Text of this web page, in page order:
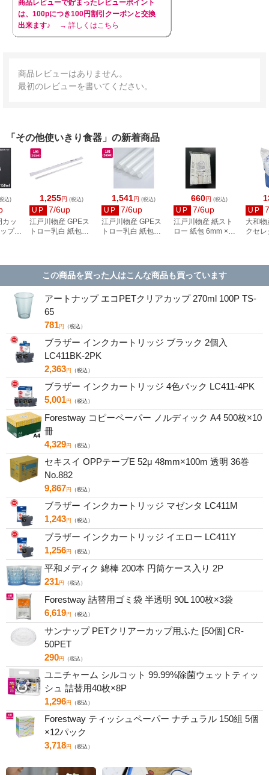
商品レビューで貯まったレビューポイント
は、100pにつき100円割引クーポンと交換
出来ます♪
→ 詳しくはこちら
商品レビューはありません。
最初のレビューを書いてください。
「その他使いきり食器」の新着商品
1,255円 (税込)
UP 7/6up
江戸川物産 GPEス
トロー乳白 紙包
1,541円 (税込)
UP 7/6up
江戸川物産 GPEス
トロー乳白 紙包
660円 (税込)
UP 7/6up
江戸川物産 紙スト
ロー 紙包 6mm ×
UP
大和
クセ
込)
カッ
プ
この商品を買った人はこんな商品も買っています
アートナップ エコPETクリアカップ 270ml 100P TS-
65
781円 （税込）
ブラザー インクカートリッジ ブラック 2個入
LC411BK-2PK
2,363円 （税込）
ブラザー インクカートリッジ 4色パック LC411-4PK
5,001円 （税込）
Forestway コピーペーパー ノルディック A4 500枚×10
冊
4,329円 （税込）
セキスイ OPPテープE 52μ 48mm×100m 透明 36巻
No.882
9,867円 （税込）
ブラザー インクカートリッジ マゼンタ LC411M
1,243円 （税込）
ブラザー インクカートリッジ イエロー LC411Y
1,256円 （税込）
平和メディク 綿棒 200本 円筒ケース入り 2P
231円 （税込）
Forestway 詰替用ゴミ袋 半透明 90L 100枚×3袋
6,619円 （税込）
サンナップ PETクリアーカップ用ふた [50個] CR-
50PET
290円 （税込）
ユニチャーム シルコット 99.99%除菌ウェットティッ
シュ 詰替用40枚×8P
1,296円 （税込）
Forestway ティッシュペーパー ナチュラル 150組 5個
×12パック
3,718円 （税込）